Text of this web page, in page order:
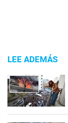
LEE ADEMÁS